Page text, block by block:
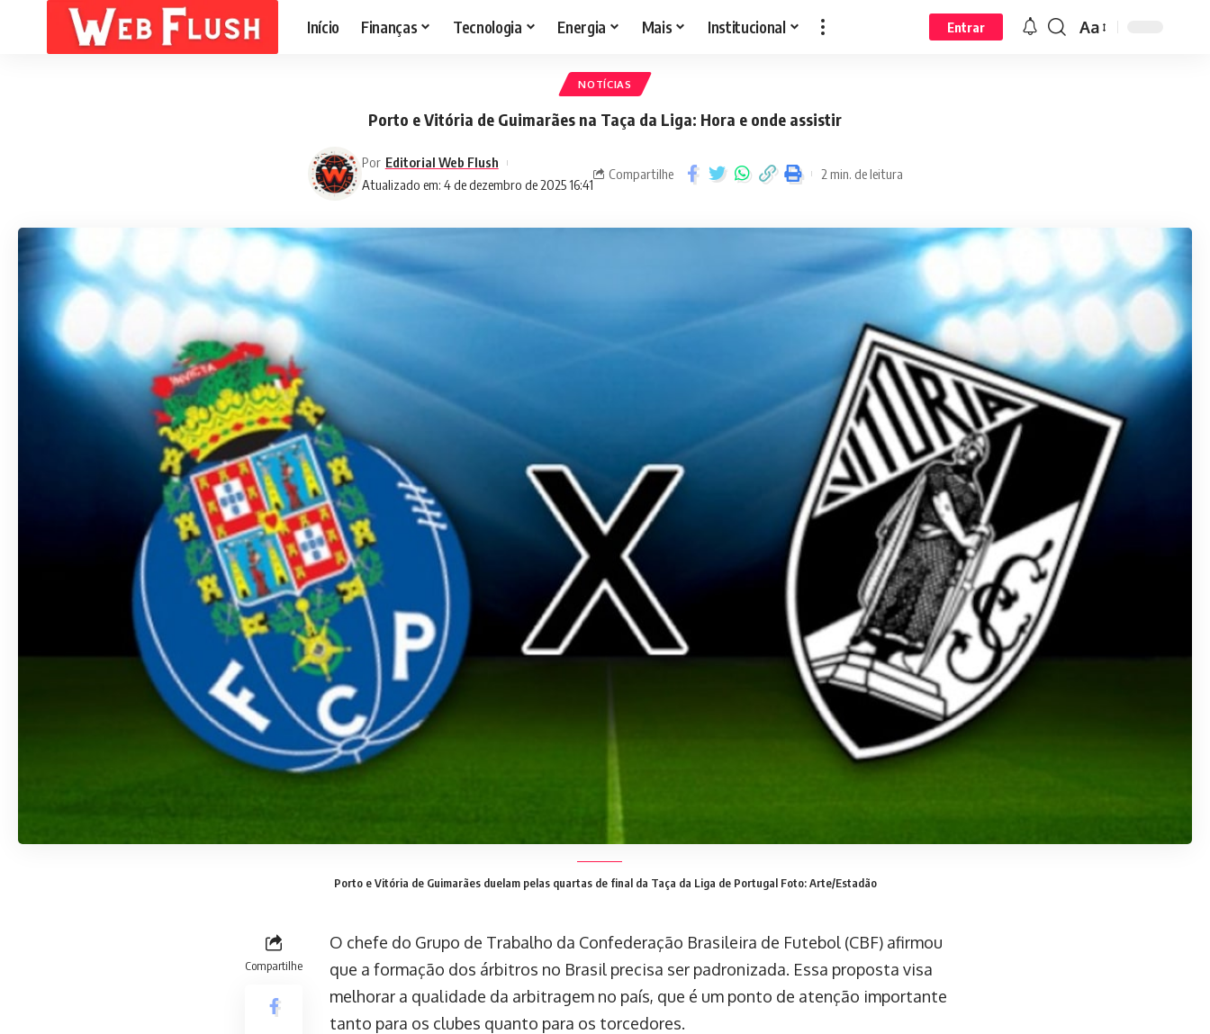
Início Finanças Tecnologia Energia Mais Institucional Entrar Aa
NOTÍCIAS
Porto e Vitória de Guimarães na Taça da Liga: Hora e onde assistir
Atualizado em: 4 de dezembro de 2025 16:41
Por Editorial Web Flush
Compartilhe 2 min. de leitura
Porto e Vitória de Guimarães duelam pelas quartas de final da Taça da Liga de Portugal Foto: Arte/Estadão
Compartilhe
O chefe do Grupo de Trabalho da Confederação Brasileira de Futebol (CBF) afirmou
que a formação dos árbitros no Brasil precisa ser padronizada. Essa proposta visa
melhorar a qualidade da arbitragem no país, que é um ponto de atenção importante
tanto para os clubes quanto para os torcedores.